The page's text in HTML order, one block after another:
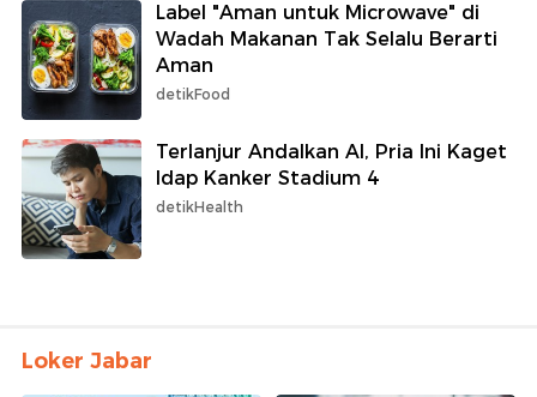
Label "Aman untuk Microwave" di
Wadah Makanan Tak Selalu Berarti
Aman
detikFood
Terlanjur Andalkan AI, Pria Ini Kaget
Idap Kanker Stadium 4
detikHealth
Loker Jabar